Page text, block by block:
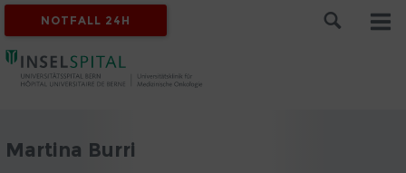
NOTFALL 24H
Martina Burri